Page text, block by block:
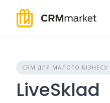
content
CRM ДЛЯ МАЛОГО БІЗНЕСУ
LiveSklad